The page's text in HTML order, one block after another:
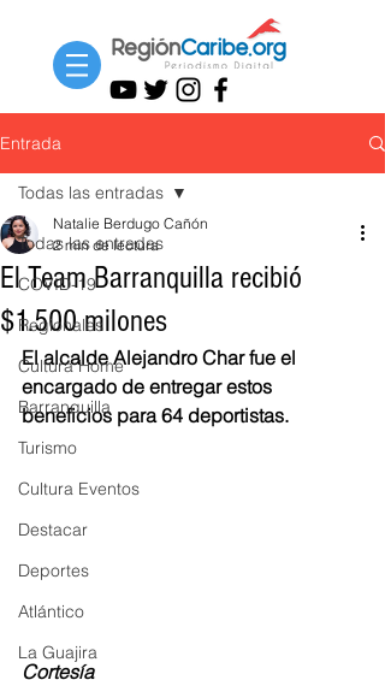
Entrada
Todas las entradas
COVID-19
Regionales
Cultura Home
Barranquilla
Turismo
Cultura Eventos
Destacar
Deportes
Atlántico
La Guajira
Todas las entradas
El Team Barranquilla recibió
$1.500 milones
Natalie Berdugo Cañón
2 min de lectura
El alcalde Alejandro Char fue el
encargado de entregar estos
beneficios para 64 deportistas.
Cortesía